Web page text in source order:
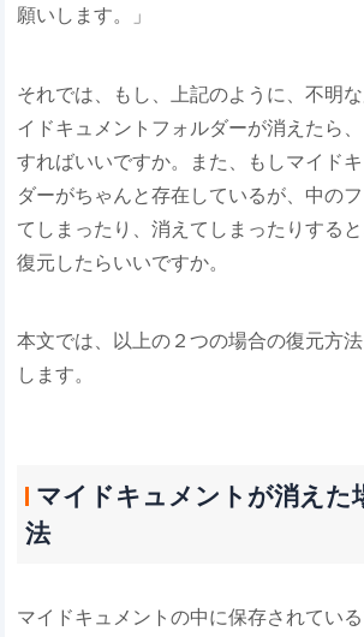
願いします。」
それでは、もし、上記のように、不明
イドキュメントフォルダーが消えたら
すればいいですか。また、もしマイド
ダーがちゃんと存在しているが、中の
てしまったり、消えてしまったりする
復元したらいいですか。
本文では、以上の２つの場合の復元方
します。
マイドキュメントが消えた
法
マイドキュメントの中に保存されてい